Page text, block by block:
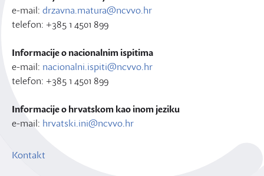
e-mail: drzavna.matura@ncvvo.hr
telefon: +385 1 4501 899
Informacije o nacionalnim ispitima
e-mail: nacionalni.ispiti@ncvvo.hr
telefon: +385 1 4501 899
Informacije o hrvatskom kao inom jeziku
e-mail: hrvatski.ini@ncvvo.hr
Kontakt